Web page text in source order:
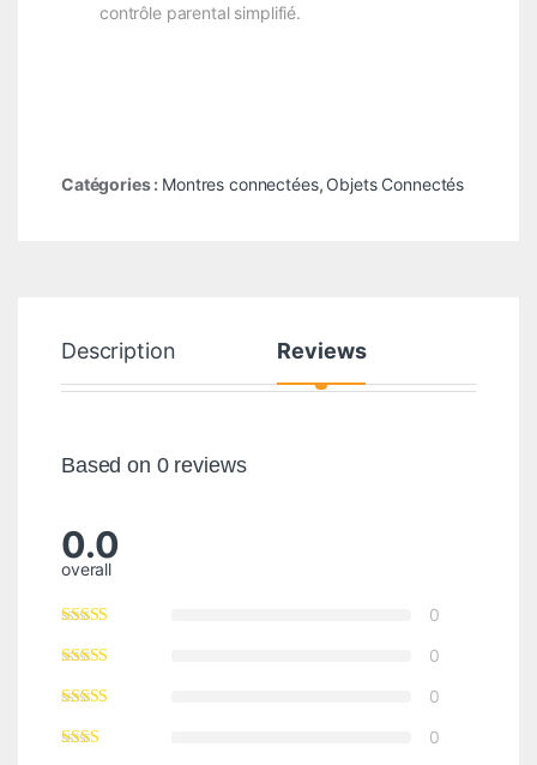
contrôle parental simplifié.
Catégories : Montres connectées, Objets Connectés
Description Reviews
Based on 0 reviews
0.0
overall
0
0
0
0